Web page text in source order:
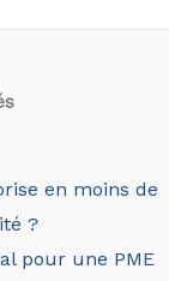
en moins de
?
pour une PME